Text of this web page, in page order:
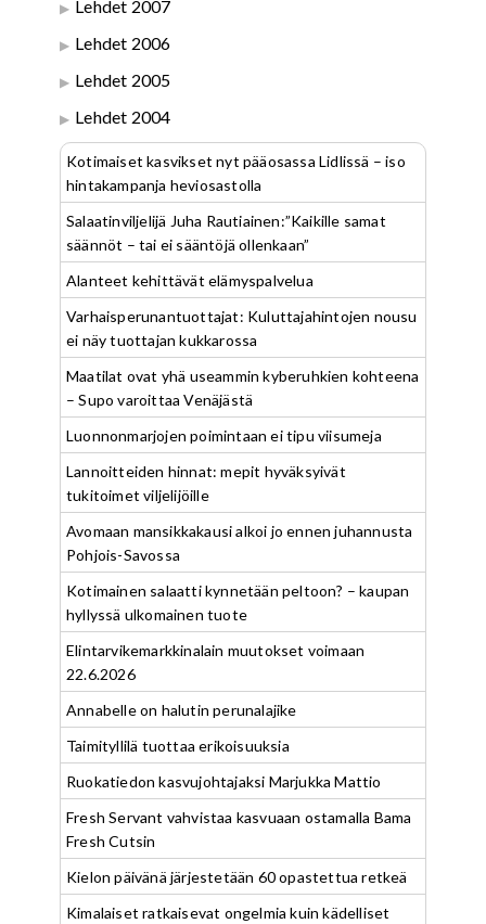
Lehdet 2007
Lehdet 2006
Lehdet 2005
Lehdet 2004
Kotimaiset kasvikset nyt pääosassa Lidlissä – iso
hintakampanja heviosastolla
Salaatinviljelijä Juha Rautiainen:”Kaikille samat
säännöt – tai ei sääntöjä ollenkaan”
Alanteet kehittävät elämyspalvelua
Varhaisperunantuottajat: Kuluttajahintojen nousu
ei näy tuottajan kukkarossa
Maatilat ovat yhä useammin kyberuhkien kohteena
– Supo varoittaa Venäjästä
Luonnonmarjojen poimintaan ei tipu viisumeja
Lannoitteiden hinnat: mepit hyväksyivät
tukitoimet viljelijöille
Avomaan mansikkakausi alkoi jo ennen juhannusta
Pohjois-Savossa
Kotimainen salaatti kynnetään peltoon? – kaupan
hyllyssä ulkomainen tuote
Elintarvikemarkkinalain muutokset voimaan
22.6.2026
Annabelle on halutin perunalajike
Taimityllilä tuottaa erikoisuuksia
Ruokatiedon kasvujohtajaksi Marjukka Mattio
Fresh Servant vahvistaa kasvuaan ostamalla Bama
Fresh Cutsin
Kielon päivänä järjestetään 60 opastettua retkeä
Kimalaiset ratkaisevat ongelmia kuin kädelliset